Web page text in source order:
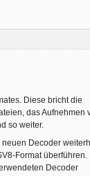
Diese bricht die
das Aufnehmen
so weiter.
Decoder
Format überführen.
Decoder